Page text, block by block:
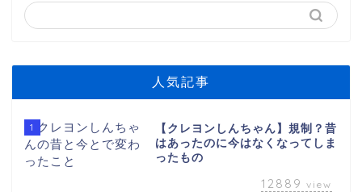
人気記事
1
【クレヨンしんちゃん】規制？昔
はあったのに今はなくなってしま
ったもの
12889 view